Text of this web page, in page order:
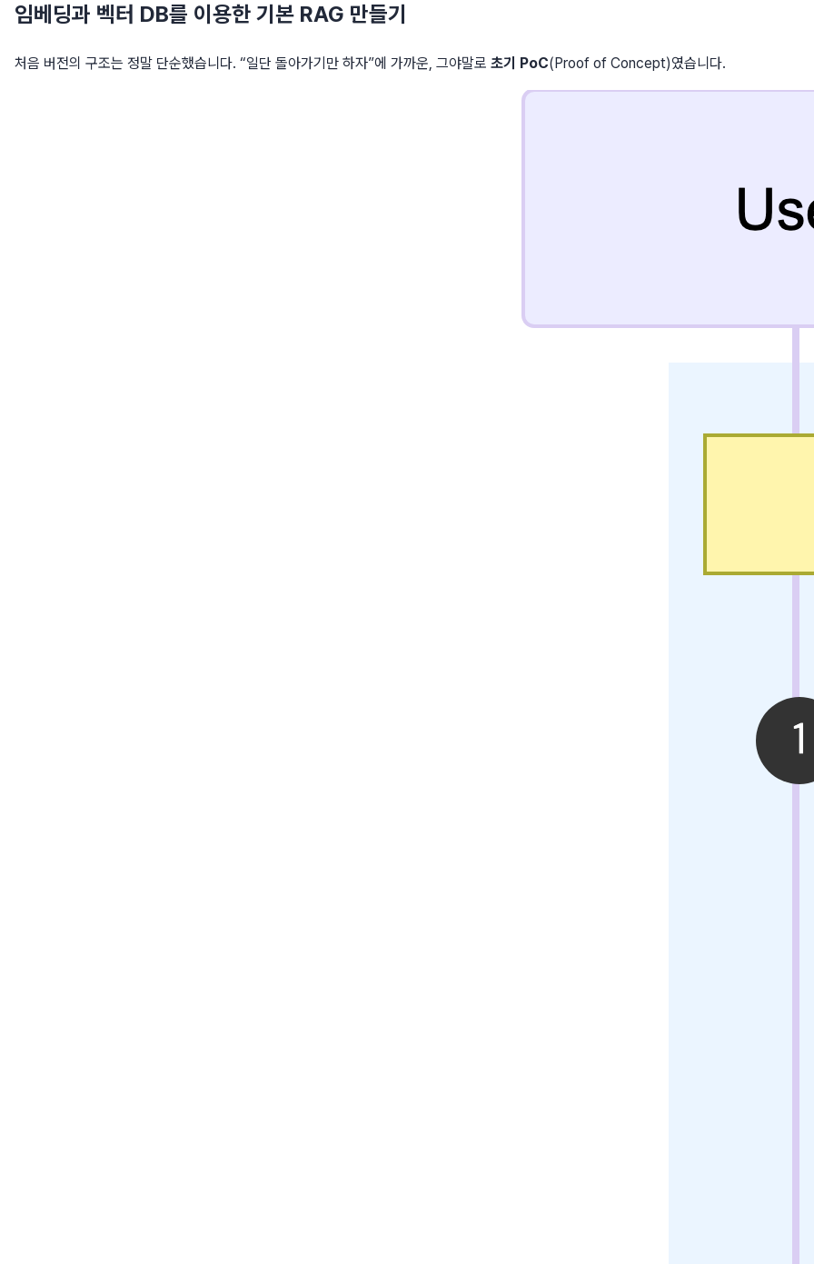
임베딩과 벡터 DB를 이용한 기본 RAG 만들기
처음 버전의 구조는 정말 단순했습니다. “일단 돌아가기만 하자”에 가까운, 그야말로 초기 PoC(Proof of Concept)였습니다.